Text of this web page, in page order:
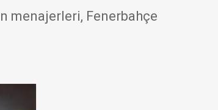
menajerleri, Fenerbahçe